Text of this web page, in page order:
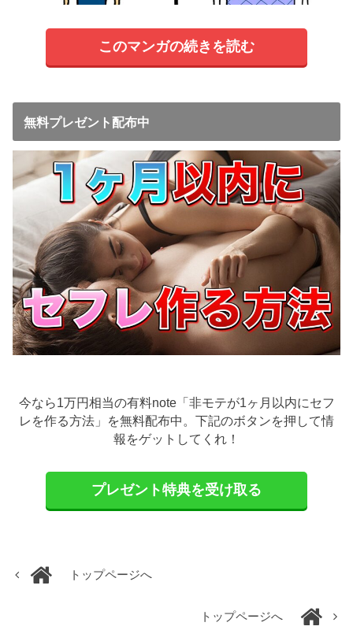
このマンガの続きを読む
無料プレゼント配布中
今なら1万円相当の有料note「非モテが1ヶ月以内にセフ
レを作る方法」を無料配布中。下記のボタンを押して情
報をゲットしてくれ！
プレゼント特典を受け取る
トップページへ
トップページへ